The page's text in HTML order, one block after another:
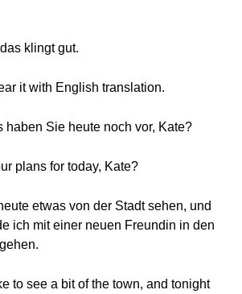
klingt gut.
it with English translation.
haben Sie heute noch vor, Kate?
plans for today, Kate?
etwas von der Stadt sehen, und
ich mit einer neuen Freundin in den
to see a bit of the town, and tonight